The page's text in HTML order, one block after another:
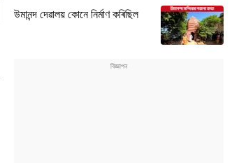
উমানন্দ দেৱালয় কোনে নিৰ্মাণ কৰিছিল